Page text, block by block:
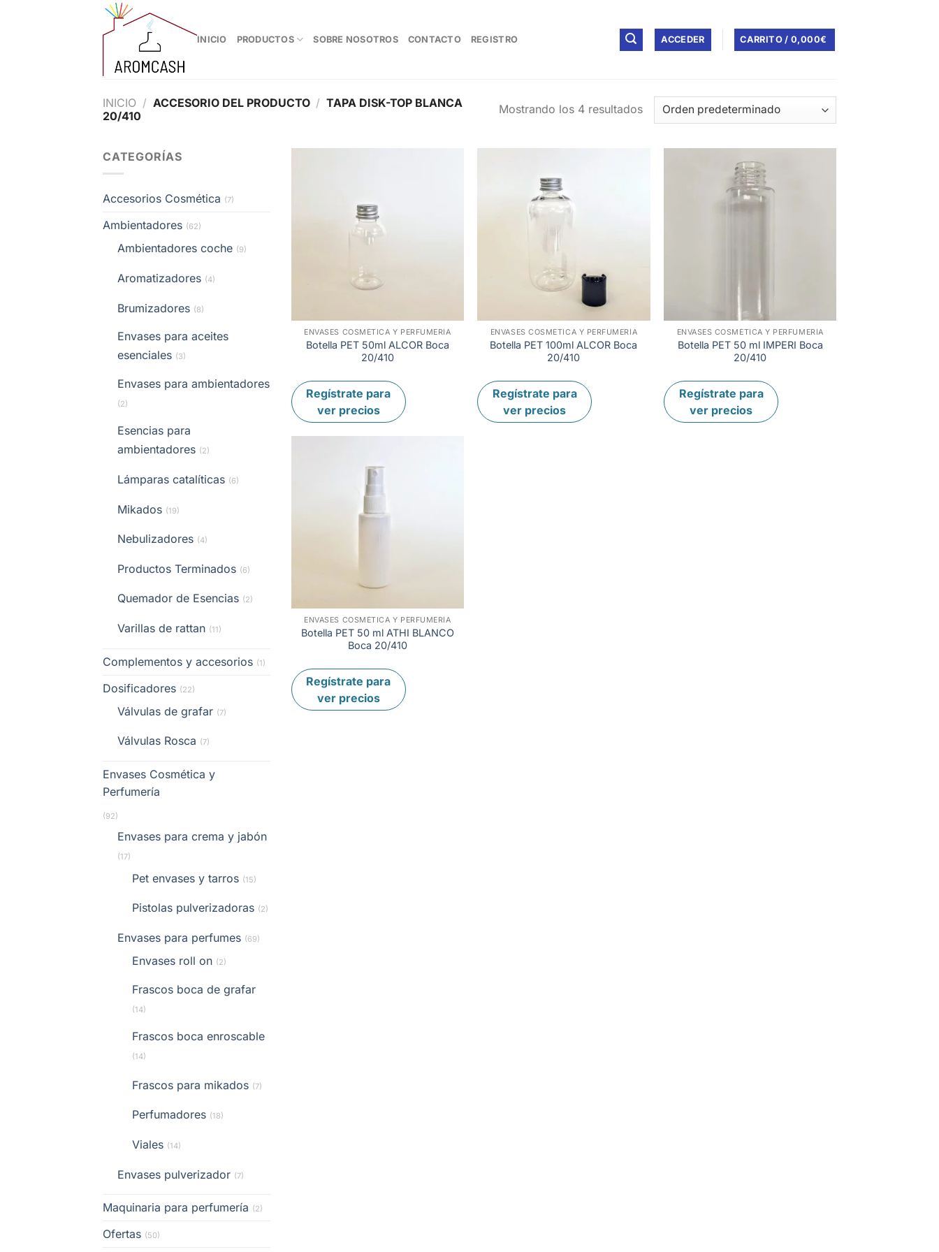
INICIO PRODUCTOS SOBRE NOSOTROS CONTACTO REGISTRO ACCEDER CARRITO /0,000€
INICIO / ACCESORIO DEL PRODUCTO / TAPA DISK-TOP BLANCA
20/410
Mostrando los 4 resultados
CATEGORÍAS
Accesorios Cosmética (7)
Ambientadores (62)
Ambientadores coche (9)
Aromatizadores (4)
Brumizadores (8)
Envases para aceites
esenciales (3)
Envases para ambientadores
(2)
Esencias para
ambientadores (2)
Lámparas catalíticas (6)
Mikados (19)
Nebulizadores (4)
Productos Terminados (6)
Quemador de Esencias (2)
Varillas de rattan (11)
Complementos y accesorios (1)
Dosificadores (22)
Válvulas de grafar (7)
Válvulas Rosca (7)
Envases Cosmética y
Perfumería
(92)
Envases para crema y jabón
(17)
Pet envases y tarros (15)
Pistolas pulverizadoras (2)
Envases para perfumes (69)
Envases roll on (2)
Frascos boca de grafar
(14)
Frascos boca enroscable
(14)
Frascos para mikados (7)
Perfumadores (18)
Viales (14)
Envases pulverizador (7)
Maquinaria para perfumería (2)
Ofertas (50)
+
ENVASES COSMÉTICA Y PERFUMERÍA
Botella PET 50ml ALCOR Boca
20/410
Regístrate para
ver precios
+
ENVASES COSMÉTICA Y PERFUMERÍA
Botella PET 100ml ALCOR Boca
20/410
Regístrate para
ver precios
+
ENVASES COSMÉTICA Y PERFUMERÍA
Botella PET 50 ml IMPERI Boca
20/410
Regístrate para
ver precios
+
ENVASES COSMÉTICA Y PERFUMERÍA
Botella PET 50 ml ATHI BLANCO
Boca 20/410
Regístrate para
ver precios